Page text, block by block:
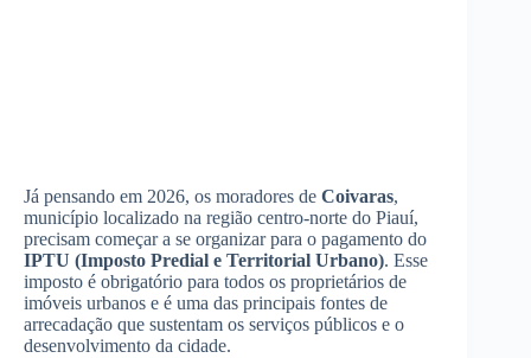
Já pensando em 2026, os moradores de Coivaras,
município localizado na região centro-norte do Piauí,
precisam começar a se organizar para o pagamento do
IPTU (Imposto Predial e Territorial Urbano). Esse
imposto é obrigatório para todos os proprietários de
imóveis urbanos e é uma das principais fontes de
arrecadação que sustentam os serviços públicos e o
desenvolvimento da cidade.